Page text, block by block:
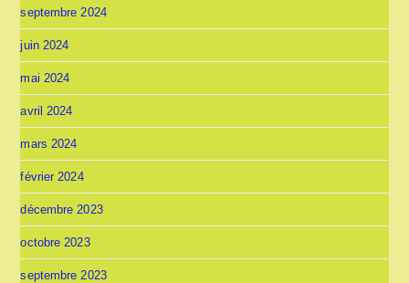
septembre 2024
juin 2024
mai 2024
avril 2024
mars 2024
février 2024
décembre 2023
octobre 2023
septembre 2023